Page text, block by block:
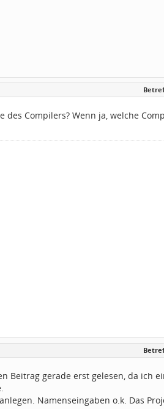
des Compilers? Wenn ja, welche
Beitrag gerade erst gelesen, da ich
Namenseingaben o.k. Das